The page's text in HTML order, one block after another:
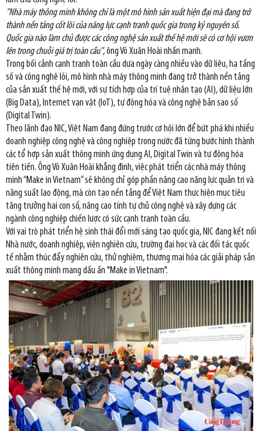
"Nhà máy thông minh không chỉ là một mô hình sản xuất hiện đại mà đang trở
thành nền tảng cốt lõi của năng lực cạnh tranh quốc gia trong kỷ nguyên số.
Quốc gia nào làm chủ được các công nghệ sản xuất thế hệ mới sẽ có cơ hội vươn
lên trong chuỗi giá trị toàn cầu", ông Võ Xuân Hoài nhấn mạnh.
Trong bối cảnh cạnh tranh toàn cầu dựa ngày càng nhiều vào dữ liệu, hạ tầng
số và công nghệ lõi, mô hình nhà máy thông minh đang trở thành nền tảng
của sản xuất thế hệ mới, với sự tích hợp của trí tuệ nhân tạo (AI), dữ liệu lớn
(Big Data), Internet vạn vật (IoT), tự động hóa và công nghệ bản sao số
(Digital Twin).
Theo lãnh đạo NIC, Việt Nam đang đứng trước cơ hội lớn để bứt phá khi nhiều
doanh nghiệp công nghệ và công nghiệp trong nước đã từng bước hình thành
các tổ hợp sản xuất thông minh ứng dụng AI, Digital Twin và tự động hóa
tiên tiến. Ông Võ Xuân Hoài khẳng định, việc phát triển các nhà máy thông
minh “Make in Vietnam” sẽ không chỉ góp phần nâng cao năng lực quản trị và
năng suất lao động, mà còn tạo nền tảng để Việt Nam thực hiện mục tiêu
tăng trưởng hai con số, nâng cao tính tự chủ công nghệ và xây dựng các
ngành công nghiệp chiến lược có sức cạnh tranh toàn cầu.
Với vai trò phát triển hệ sinh thái đổi mới sáng tạo quốc gia, NIC đang kết nối
Nhà nước, doanh nghiệp, viện nghiên cứu, trường đại học và các đối tác quốc
tế nhằm thúc đẩy nghiên cứu, thử nghiệm, thương mại hóa các giải pháp sản
xuất thông minh mang dấu ấn "Make in Vietnam".